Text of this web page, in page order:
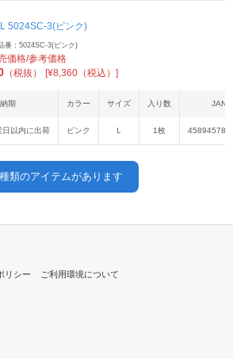
5024SC-3(ピンク)
番：5024SC-3(ピンク)
価格/参考価格
（税抜） [¥8,360（税込）]
納期 カラー サイズ 入り数 JAN
日以内に出荷 ピンク Ｌ 1枚
種類のアイテムがあります
リシー ご利用環境について